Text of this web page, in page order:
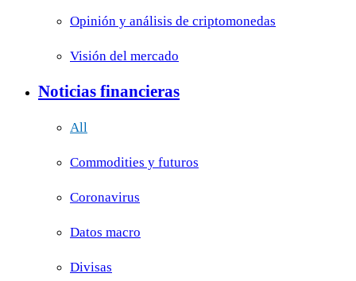
Opinión y análisis de criptomonedas
Visión del mercado
Noticias financieras
All
Commodities y futuros
Coronavirus
Datos macro
Divisas